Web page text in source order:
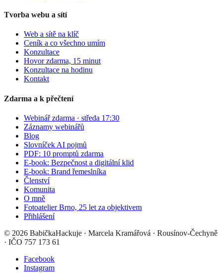
Tvorba webu a sítí
Web a sítě na klíč
Ceník a co všechno umím
Konzultace
Hovor zdarma, 15 minut
Konzultace na hodinu
Kontakt
Zdarma a k přečtení
Webinář zdarma · středa 17:30
Záznamy webinářů
Blog
Slovníček AI pojmů
PDF: 10 promptů zdarma
E-book: Bezpečnost a digitální klid
E-book: Brand řemeslníka
Členství
Komunita
O mně
Fotoatelier Brno, 25 let za objektivem
Přihlášení
© 2026 BabičkaHackuje · Marcela Kramářová · Rousínov-Čechyně
· IČO 757 173 61
Facebook
Instagram